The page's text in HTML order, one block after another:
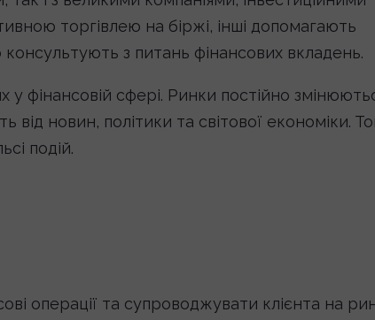
торгівлею на біржі, інші допомагають
з питань фінансових вкладень.
фінансовій сфері. Ринки постійно
від новин, політики та світової економіки.
подій.
операції та супроводжувати клієнта на